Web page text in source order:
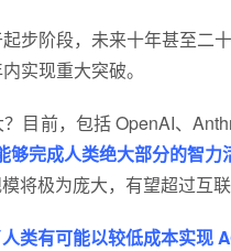
步阶段，未来十年甚至二
实现重大突破。
目前，包括 OpenAI、
够完成人类绝大部分的智力
将极为庞大，有望超过互
类有可能以较低成本实现